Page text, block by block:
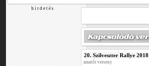
h i r d e t é s
20. Szilveszter Rallye 2018
amatőr verseny